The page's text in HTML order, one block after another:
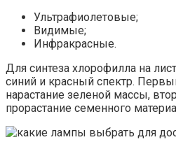
Ультрафиолетовые;
Видимые;
Инфракрасные.
Для синтеза хлорофилла на
синий и красный спектр.
нарастание зеленой массы,
прорастание семенного